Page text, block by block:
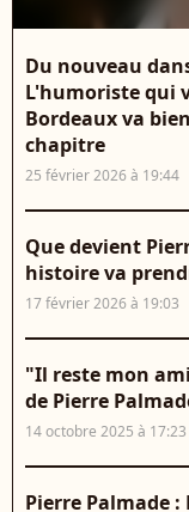
Du nouveau
L'humoriste qui
Bordeaux va
chapitre
25 février 2026 à 19:44
Que devient
histoire va
17 février 2026 à 19:03
"Il reste mon
de Pierre
14 octobre 2025 à 17:23
Pierre Palmade